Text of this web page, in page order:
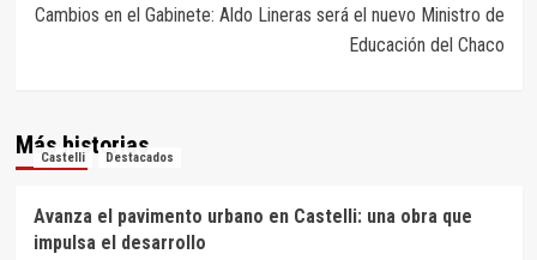
Cambios en el Gabinete: Aldo Lineras será el nuevo Ministro de
Educación del Chaco
Más historias
Castelli Destacados
Avanza el pavimento urbano en Castelli: una obra que
impulsa el desarrollo